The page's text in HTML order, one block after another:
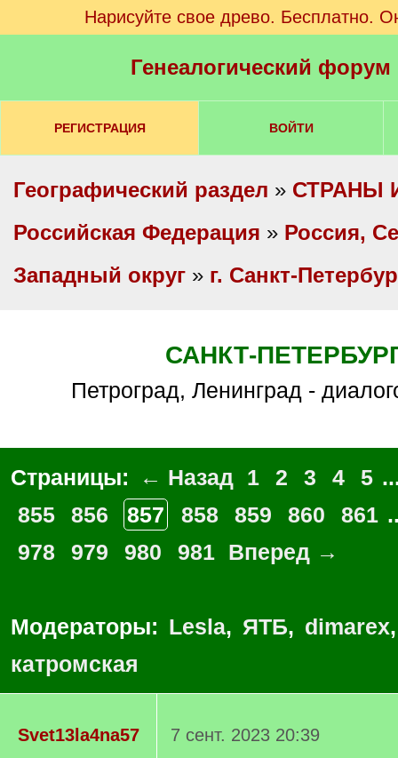
Нарисуйте свое древо. Бесплатно.
Генеалогический
РЕГИСТРАЦИЯ ВОЙТИ
Географический раздел » СТРАНЫ
Российская Федерация » Россия,
Западный округ » г. Санкт-
САНКТ-
Петроград, Ленинград -
Страницы: ← Назад 1 2 3 4 5
855
856 857 858 859 860 861
978
979 980 981 Вперед →
Модераторы: Lesla, ЯТБ, dimarex
катромская
Svet13la4na57 7 сент. 2023 20:39